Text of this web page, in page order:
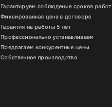
Гарантируем соблюдение сроков работ
Фиксированная цена в договоре
Гарантия на работы 5 лет
Профессионально устанавливаем
Предлагаем конкурентные цены
Собственное производство